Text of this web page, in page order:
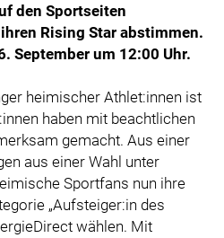
den Sportseiten
Rising Star abstimmen.
September um 12:00 Uhr.
heimischer Athlet:innen ist
haben mit beachtlichen
gemacht. Aus einer
aus einer Wahl unter
Sportfans nun ihre
„Aufsteiger:in des
wählen. Mit